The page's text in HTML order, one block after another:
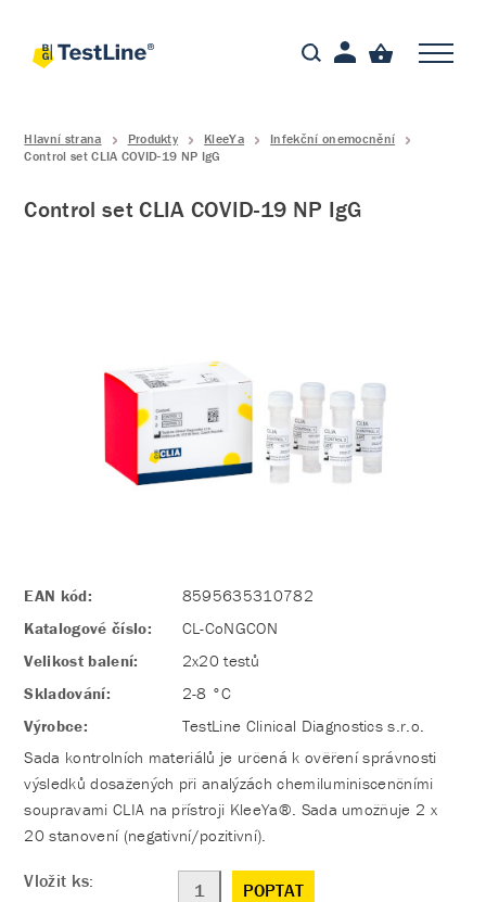
Hlavní strana Produkty KleeYa
Infekční onemocnění
Control set CLIA COVID-19 NP IgG
Control set CLIA COVID-19 NP IgG
EAN kód:
8595635310782
Katalogové číslo:
CL-CoNGCON
Velikost balení:
2x20 testů
Skladování:
2-8 °C
Výrobce:
TestLine Clinical Diagnostics s.r.o.
Sada kontrolních materiálů je určená k ověření správnosti
výsledků dosažených při analýzách chemiluminiscenčními
soupravami CLIA na přístroji KleeYa®. Sada umožňuje 2 x
20 stanovení (negativní/pozitivní).
Vložit ks: POPTAT